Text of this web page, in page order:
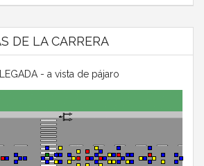
DE LA CARRERA
- a vista de pájaro